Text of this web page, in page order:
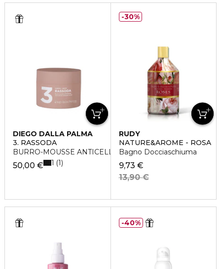
DIEGO DALLA PALMA
3. RASSODA
BURRO-MOUSSE ANTICELLULITE
50,00 € 1 1
RUDY
NATURE&AROME - ROSA
Bagno Docciaschiuma
9,73 €
13,90 €
30%
40%